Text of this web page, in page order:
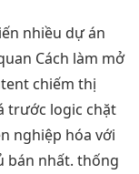
nhiều dự án
Cách làm mở
chiếm thị
trước logic chặt
nghiệp hóa với
bán nhất. thống